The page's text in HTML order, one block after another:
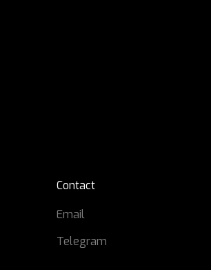
Contact
Email
Telegram